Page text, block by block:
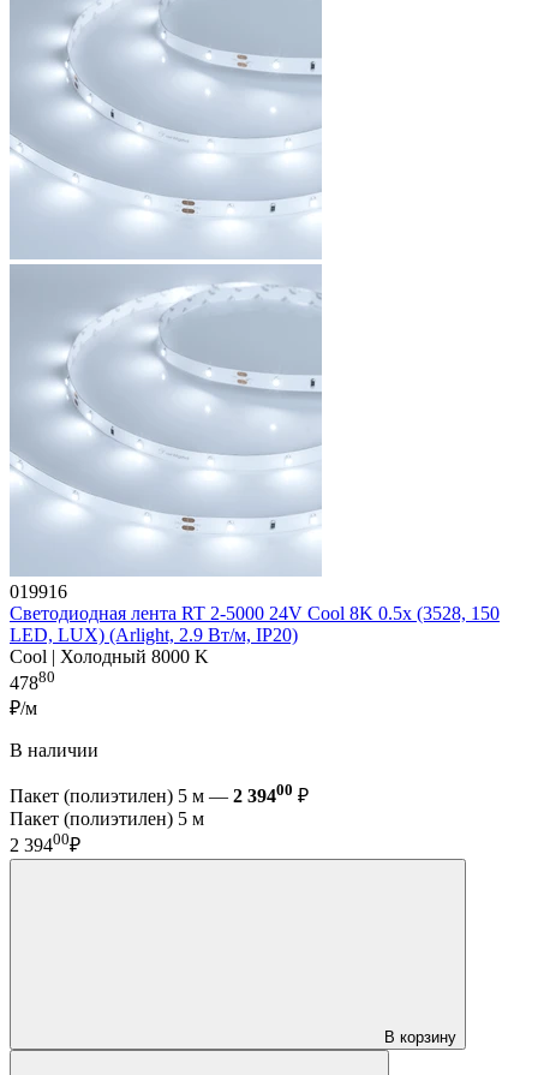
019916
Светодиодная лента RT 2-5000 24V Cool 8K 0.5x (3528, 150
LED, LUX) (Arlight, 2.9 Вт/м, IP20)
Cool | Холодный 8000 K
47880
₽/м
В наличии
Пакет (полиэтилен) 5 м — 2 39400 ₽
Пакет (полиэтилен) 5 м
2 39400₽
В корзину